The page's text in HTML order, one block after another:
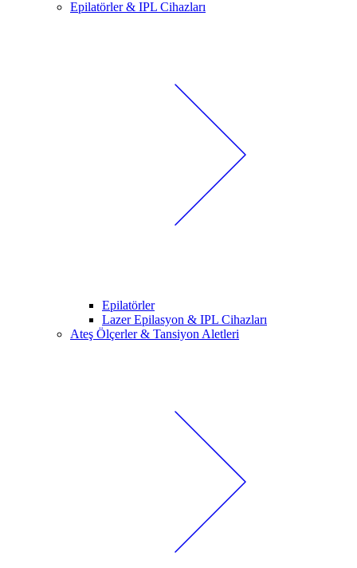
Epilatörler & IPL Cihazları
Epilatörler
Lazer Epilasyon & IPL Cihazları
Ateş Ölçerler & Tansiyon Aletleri